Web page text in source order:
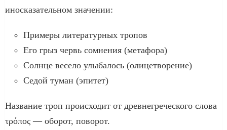
иносказательном значении:
Примеры литературных тропов
Его грыз червь сомнения (метафора)
Солнце весело улыбалось (олицетворение)
Седой туман (эпитет)
Название троп происходит от древнегреческого слова
τρόπος — оборот, поворот.